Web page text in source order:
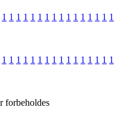
1 1 1 1 1 1 1 1 1 1 1 1 1 1 1 1
1 1 1 1 1 1 1 1 1 1 1 1 1 1 1 1
forbeholdes